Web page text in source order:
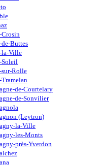
Buttes
la-Ville
Rolle
de-Courtelary
de-Sonvilier
(Leytron)
la-Ville
les-Monts
près-Yverdon